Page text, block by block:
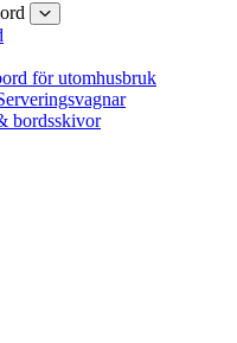
för utomhusbruk
bordsskivor